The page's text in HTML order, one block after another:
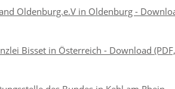
Oldenburg.e.V in Oldenburg -
Bisset in Österreich - Download